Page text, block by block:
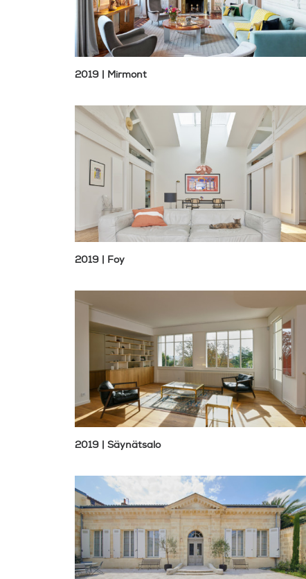
2019 | Mirmont
2019 | Foy
2019 | Säynätsalo